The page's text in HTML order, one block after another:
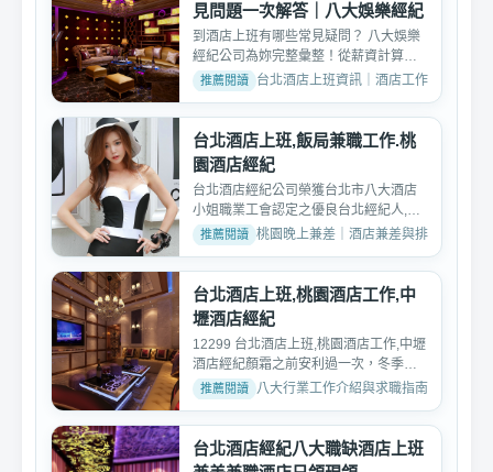
見問題一次解答｜八大娛樂經紀
到酒店上班有哪些常見疑問？ 八大娛樂
經紀公司為妳完整彙整！從薪資計算、
工作內容、安全問題到...
台北酒店上班資訊｜酒店工作內容與薪
台北酒店上班,飯局兼職工作.桃
園酒店經紀
台北酒店經紀公司榮獲台北市八大酒店
小姐職業工會認定之優良台北經紀人,桃
園酒店經紀,40歲 酒店...
桃園晚上兼差｜酒店兼差與排班討論 ·
台北酒店上班,桃園酒店工作,中
壢酒店經紀
12299 台北酒店上班,桃園酒店工作,中壢
酒店經紀顏霜之前安利過一次，冬季再
次來安利啦~各大品牌...
八大行業工作介紹與求職指南 · 2025-
台北酒店經紀八大職缺酒店上班